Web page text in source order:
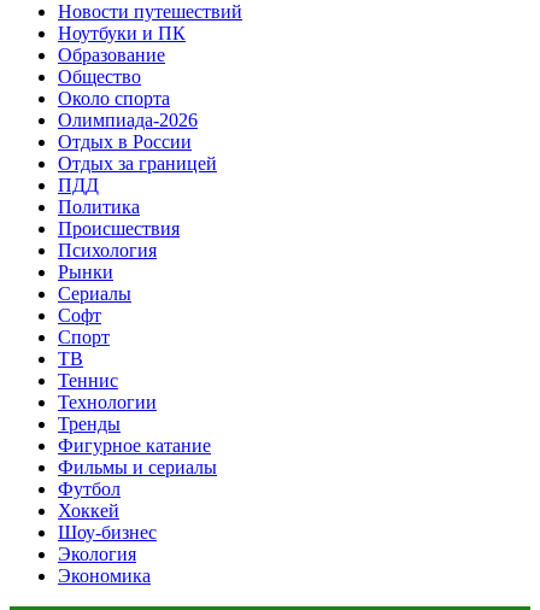
Новости путешествий
Ноутбуки и ПК
Образование
Общество
Около спорта
Олимпиада-2026
Отдых в России
Отдых за границей
ПДД
Политика
Происшествия
Психология
Рынки
Сериалы
Софт
Спорт
ТВ
Теннис
Технологии
Тренды
Фигурное катание
Фильмы и сериалы
Футбол
Хоккей
Шоу-бизнес
Экология
Экономика